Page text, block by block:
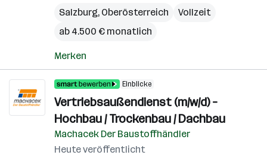
Salzburg, Oberösterreich
Vollzeit
ab 4.500 € monatlich
Merken
Einblicke
Vertriebsaußendienst (m/w/d) –
Hochbau / Trockenbau / Dachbau
Machacek Der Baustoffhändler
Heute veröffentlicht